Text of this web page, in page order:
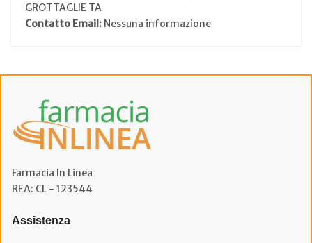
GROTTAGLIE TA
Contatto Email: Nessuna informazione
Farmacia In Linea
REA: CL - 123544
Assistenza